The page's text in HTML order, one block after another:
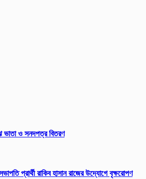
ভাতা ও সনদপত্র বিতরণ
প্রার্থী রাকিব হাসান রাজের উদ্যোগে বৃক্ষরোপণ